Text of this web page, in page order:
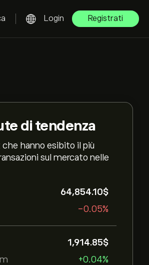
Login Registrati
di tendenza
hanno esibito il più
sul mercato nelle
64,854.10‎$‎
-0.05%
1,914.85‎$‎
+0.04%